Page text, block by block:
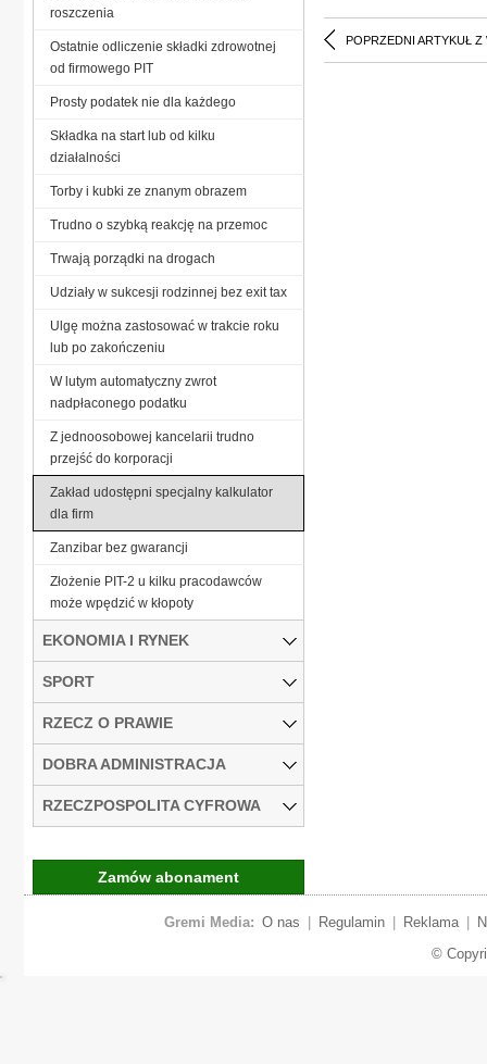
POPRZEDNI ARTYKUŁ Z
roszczenia
Ostatnie odliczenie składki zdrowotnej
od firmowego PIT
Prosty podatek nie dla każdego
Składka na start lub od kilku
działalności
Torby i kubki ze znanym obrazem
Trudno o szybką reakcję na przemoc
Trwają porządki na drogach
Udziały w sukcesji rodzinnej bez exit tax
Ulgę można zastosować w trakcie roku
lub po zakończeniu
W lutym automatyczny zwrot
nadpłaconego podatku
Z jednoosobowej kancelarii trudno
przejść do korporacji
Zakład udostępni specjalny kalkulator
dla firm
Zanzibar bez gwarancji
Złożenie PIT-2 u kilku pracodawców
może wpędzić w kłopoty
EKONOMIA I RYNEK
SPORT
RZECZ O PRAWIE
DOBRA ADMINISTRACJA
RZECZPOSPOLITA CYFROWA
Zamów abonament
Gremi Media: O nas Regulamin Reklama
©